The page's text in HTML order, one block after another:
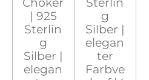
| 925
Sterlin
g
Silber |
elegan
g
Silber |
elegan
ter
Farbve